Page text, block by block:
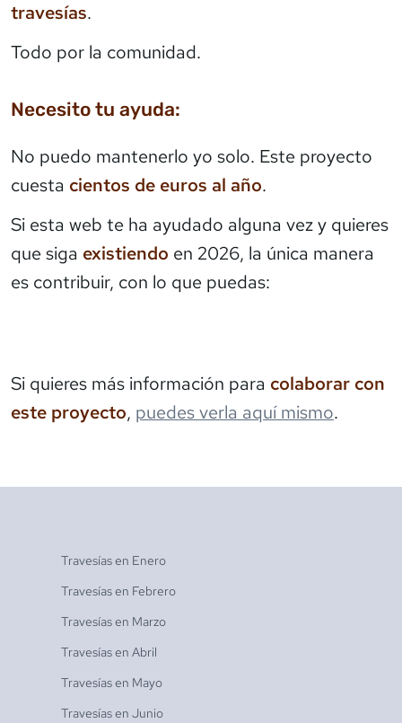
travesías.
Todo por la comunidad.
Necesito tu ayuda:
No puedo mantenerlo yo solo. Este proyecto
cuesta cientos de euros al año.
Si esta web te ha ayudado alguna vez y quieres
que siga existiendo en 2026, la única manera
es contribuir, con lo que puedas:
Si quieres más información para colaborar con
este proyecto, puedes verla aquí mismo.
Travesías en Enero
Travesías en Febrero
Travesías en Marzo
Travesías en Abril
Travesías en Mayo
Travesías en Junio